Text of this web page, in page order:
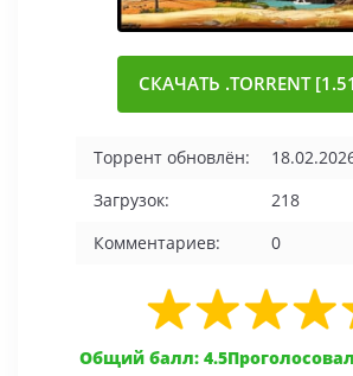
СКАЧАТЬ .TORRENT
Торрент обновлён:
Загрузок:
218
Комментариев:
0
Общий балл: 4.5